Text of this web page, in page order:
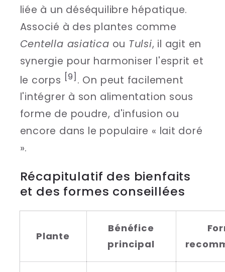
liée à un déséquilibre hépatique.
Associé à des plantes comme
Centella asiatica ou Tulsi, il agit en
synergie pour harmoniser l'esprit et
le corps [9] . On peut facilement
l'intégrer à son alimentation sous
forme de poudre, d'infusion ou
encore dans le populaire « lait doré
».
Récapitulatif des bienfaits
et des formes conseillées
Plante
Bénéfice
principal